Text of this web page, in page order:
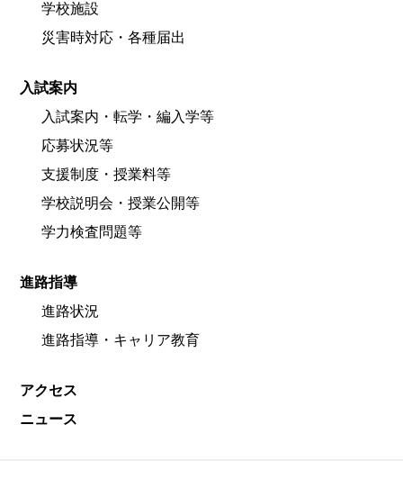
学校施設
災害時対応・各種届出
入試案内
入試案内・転学・編入学等
応募状況等
支援制度・授業料等
学校説明会・授業公開等
学力検査問題等
進路指導
進路状況
進路指導・キャリア教育
アクセス
ニュース